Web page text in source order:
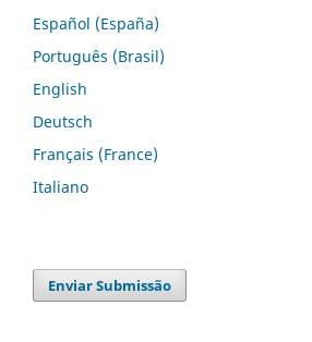
Español (España)
Português (Brasil)
English
Deutsch
Français (France)
Italiano
Enviar Submissão